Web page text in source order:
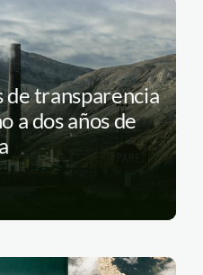
de transparencia
a dos años de